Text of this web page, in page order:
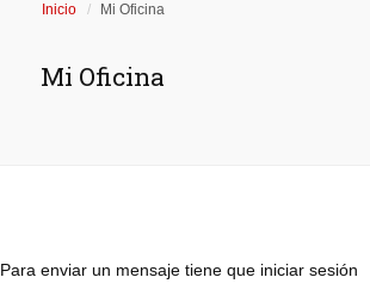
Inicio Mi Oficina
Mi Oficina
Para enviar un mensaje tiene que iniciar sesión